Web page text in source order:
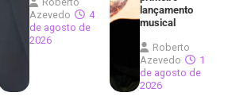
Azevedo
4
de agosto de
2026
lançamento
musical
Roberto
Azevedo
1
de agosto de
2026